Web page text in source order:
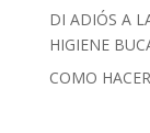
DI ADIÓS A
HIGIENE
COMO